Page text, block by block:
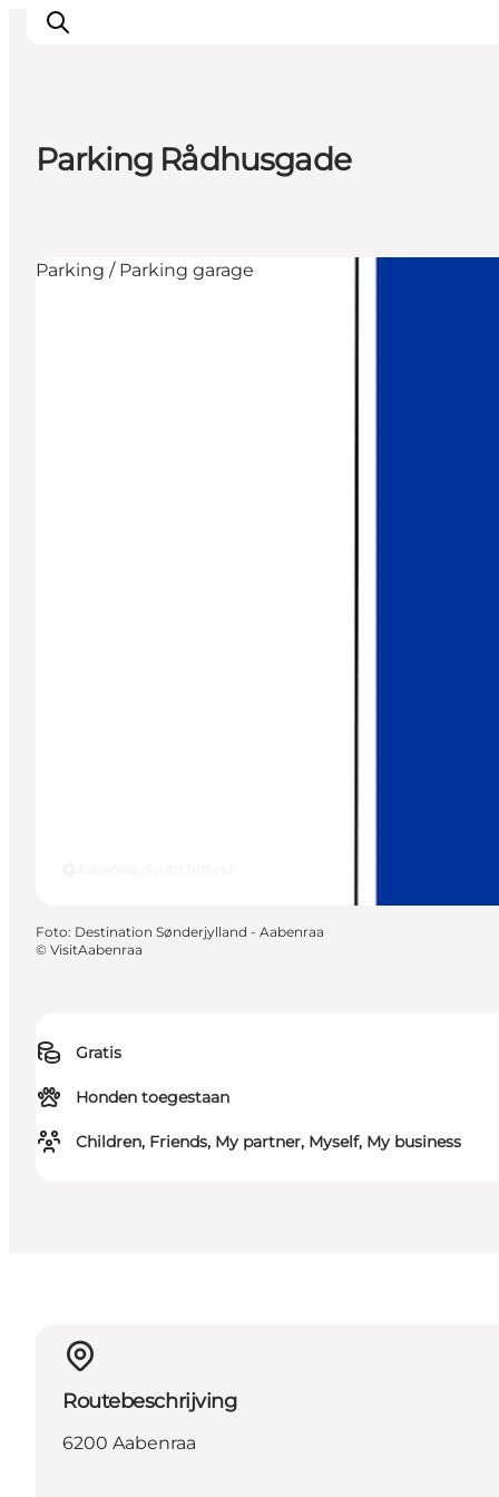
Accommodaties
Parking Rådhusgade
Gratis
Honden toegestaan
Children, Friends, My partner, Myself, My business
Parking / Parking garage
Foto: Destination Sønderjylland - Aabenraa
© VisitAabenraa
Routebeschrijving
6200 Aabenraa